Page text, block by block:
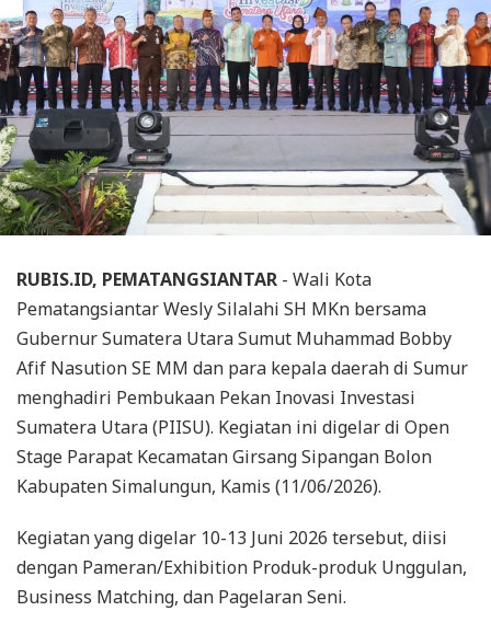
RUBIS.ID, PEMATANGSIANTAR - Wali Kota
Pematangsiantar Wesly Silalahi SH MKn bersama
Gubernur Sumatera Utara Sumut Muhammad Bobby
Afif Nasution SE MM dan para kepala daerah di Sumur
menghadiri Pembukaan Pekan Inovasi Investasi
Sumatera Utara (PIISU). Kegiatan ini digelar di Open
Stage Parapat Kecamatan Girsang Sipangan Bolon
Kabupaten Simalungun, Kamis (11/06/2026).
Kegiatan yang digelar 10-13 Juni 2026 tersebut, diisi
dengan Pameran/Exhibition Produk-produk Unggulan,
Business Matching, dan Pagelaran Seni.